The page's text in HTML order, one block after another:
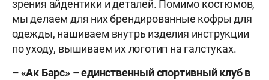
зрения айдентики и деталей. Помимо костюмов,
мы делаем для них брендированные кофры для
одежды, нашиваем внутрь изделия инструкции
по уходу, вышиваем их логотип на галстуках.
– «Ак Барс» – единственный спортивный клуб в